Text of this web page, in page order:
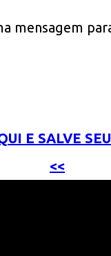
mensagem
E SALVE
<<